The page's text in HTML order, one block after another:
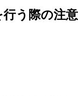
う際の注